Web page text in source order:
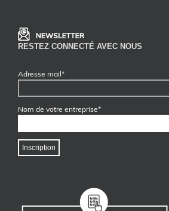
RESTEZ CONNECTÉ AVEC NOUS
Adresse mail*
Nom de votre entreprise*